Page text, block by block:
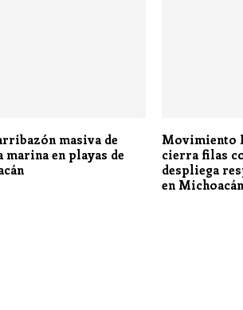
masiva de
marina en playas de
Movimiento
cierra filas
despliega
en Michoacán